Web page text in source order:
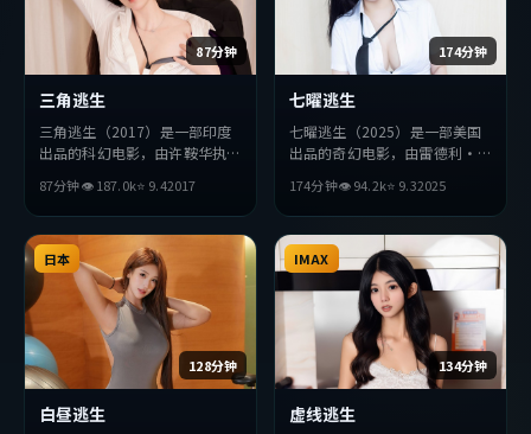
87分钟
三角逃生
三角逃生（2017）是一部印度
出品的科幻电影，由许鞍华执
孙艺珍等主演。影片在叙事与视
听上力求突破，探讨人性与抉
择，节奏张弛有度，适合喜欢该
类型的观众完整观看。
87分钟👁187.0k⭐ 9.42017
174分钟
七曜逃生
七曜逃生（2025）是一部美国
出品的奇幻电影，由雷德利·
藤樱等主演。影片在叙事与视听
上力求突破，探讨人性与抉择，
节奏张弛有度，适合喜欢该类型
的观众完整观看。
174分钟👁94.2k⭐ 9.32025
128分钟
日本
白昼逃生
134分钟
IMAX
虚线逃生